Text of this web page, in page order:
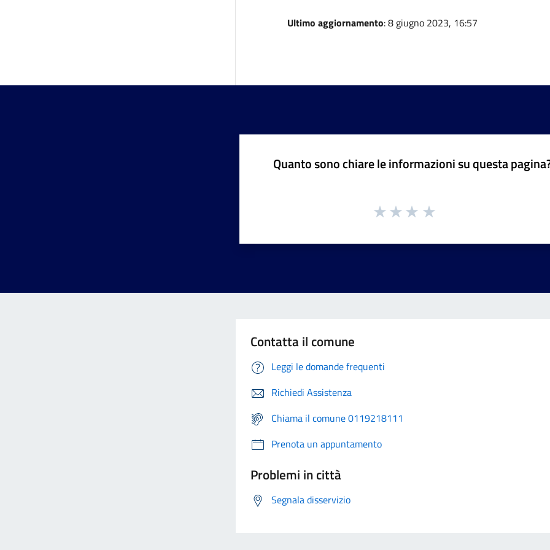
Ultimo aggiornamento: 8 giugno 2023, 16:57
Quanto sono chiare le informazioni su questa
Contatta il comune
Leggi le domande frequenti
Richiedi Assistenza
Chiama il comune 0119218111
Prenota un appuntamento
Problemi in città
Segnala disservizio